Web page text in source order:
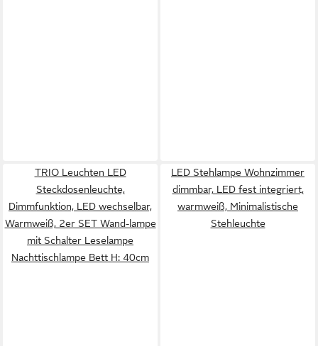
TRIO Leuchten LED
Steckdosenleuchte,
Dimmfunktion, LED wechselbar,
Warmweiß, 2er SET Wand-lampe
mit Schalter Leselampe
Nachttischlampe Bett H: 40cm
LED Stehlampe Wohnzimmer
dimmbar, LED fest integriert,
warmweiß, Minimalistische
Stehleuchte